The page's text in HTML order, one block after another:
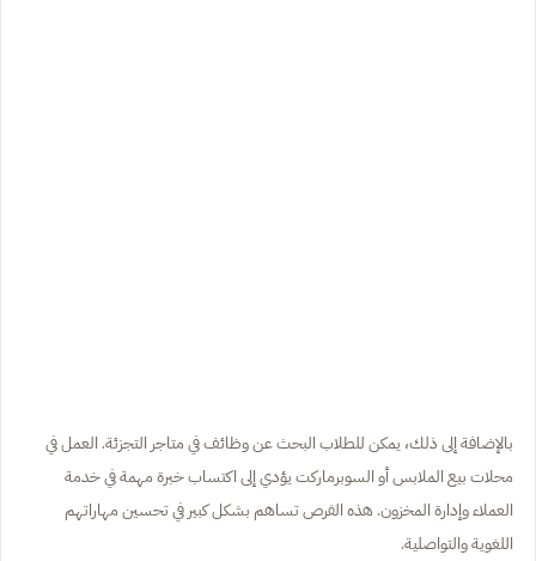
بالإضافة إلى ذلك، يمكن للطلاب البحث عن وظائف في متاجر التجزئة. العمل في
محلات بيع الملابس أو السوبرماركت يؤدي إلى اكتساب خبرة مهمة في خدمة
العملاء وإدارة المخزون. هذه الفرص تساهم بشكل كبير في تحسين مهاراتهم
اللغوية والتواصلية.